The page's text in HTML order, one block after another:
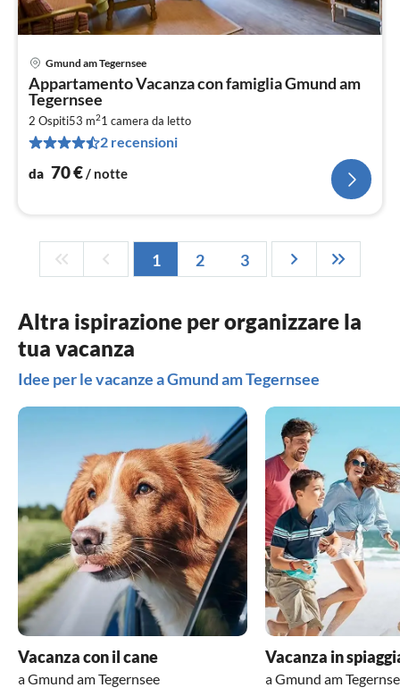
Gmund am Tegernsee
Appartamento Vacanza con famiglia Gmund am
Tegernsee
2 Ospiti53 m21 camera da letto
2 recensioni
da 70€/ notte
1 2 3
Altra ispirazione per organizzare la
tua vacanza
Idee per le vacanze a Gmund am Tegernsee
Vacanza con il cane
a Gmund am Tegernsee
Vacanza in
a Gmund am